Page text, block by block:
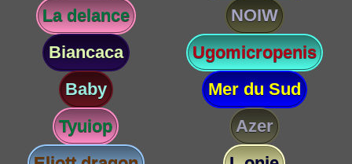
La delance
NOIW
Biancaca
Ugomicropenis
Baby
Mer du Sud
Tyuiop
Azer